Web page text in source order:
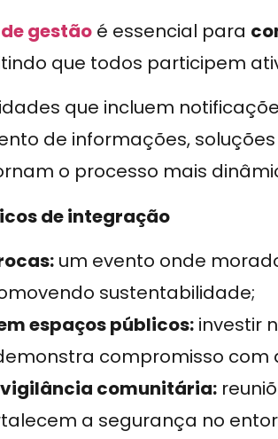
gestão é essencial para
que todos participem
que incluem
de informações,
o processo mais
de integração
um evento onde
sustentabilidade;
espaços públicos: investir
compromisso com
vigilância comunitária:
a segurança no